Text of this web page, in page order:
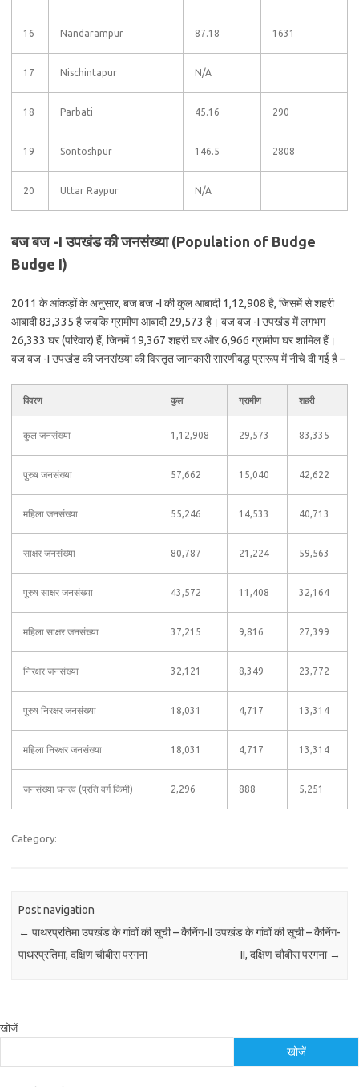
16 Nandarampur 87.18 1631
17 Nischintapur N/A
18 Parbati 45.16 290
19 Sontoshpur 146.5 2808
20 Uttar Raypur N/A
बज बज -I उपखंड की जनसंख्या (Population of Budge
Budge I)
2011 के आंकड़ों के अनुसार, बज बज -I की कुल आबादी 1,12,908 है, जिसमें से शहरी
आबादी 83,335 है जबकि ग्रामीण आबादी 29,573 है। बज बज -I उपखंड में लगभग
26,333 घर (परिवार) हैं, जिनमें 19,367 शहरी घर और 6,966 ग्रामीण घर शामिल हैं।
बज बज -I उपखंड की जनसंख्या की विस्तृत जानकारी सारणीबद्ध प्रारूप में नीचे दी गई है –
विवरण कुल ग्रामीण शहरी
कुल जनसंख्या 1,12,908 29,573 83,335
पुरुष जनसंख्या 57,662 15,040 42,622
महिला जनसंख्या 55,246 14,533 40,713
साक्षर जनसंख्या 80,787 21,224 59,563
पुरुष साक्षर जनसंख्या 43,572 11,408 32,164
महिला साक्षर जनसंख्या 37,215 9,816 27,399
निरक्षर जनसंख्या 32,121 8,349 23,772
पुरुष निरक्षर जनसंख्या 18,031 4,717 13,314
महिला निरक्षर जनसंख्या 18,031 4,717 13,314
जनसंख्या घनत्व (प्रति वर्ग किमी) 2,296 888 5,251
Category:
Post navigation
← पाथरप्रतिमा उपखंड के गांवों की सूची –
पाथरप्रतिमा, दक्षिण चौबीस परगना
कैनिंग-II उपखंड के गांवों की सूची – कैनिंग-
II, दक्षिण चौबीस परगना →
खोजें
खोजें